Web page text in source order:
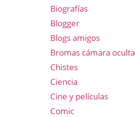
Biografías
Blogger
Blogs amigos
Bromas cámara oculta
Chistes
Ciencia
Cine y películas
Comic